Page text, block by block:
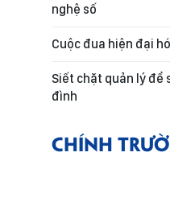
nghệ số
Cuộc đua hiện đại
Siết chặt quản lý để
đình
CHÍNH